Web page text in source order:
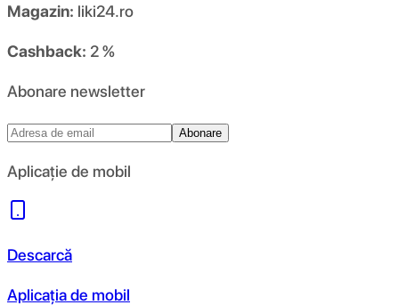
Magazin: liki24.ro
Cashback: 2 %
Abonare newsletter
Abonare
Aplicație de mobil
Descarcă
Aplicația de mobil